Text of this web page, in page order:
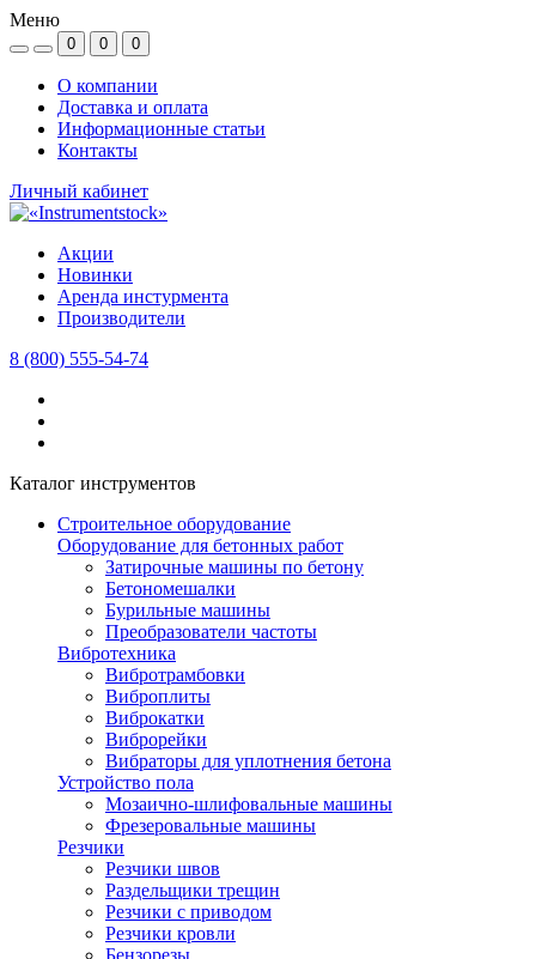
Меню
0 0 0
О компании
Доставка и оплата
Информационные статьи
Контакты
Личный кабинет
Акции
Новинки
Аренда инстурмента
Производители
8 (800) 555-54-74
Каталог инструментов
Строительное оборудование
Оборудование для бетонных работ
Затирочные машины по бетону
Бетономешалки
Бурильные машины
Преобразователи частоты
Вибротехника
Вибротрамбовки
Виброплиты
Виброкатки
Виброрейки
Вибраторы для уплотнения бетона
Устройство пола
Мозаично-шлифовальные машины
Фрезеровальные машины
Резчики
Резчики швов
Раздельщики трещин
Резчики с приводом
Резчики кровли
Бензорезы